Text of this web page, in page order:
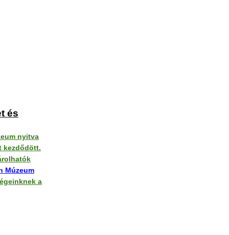
és
nyitva
kezdődött.
Múzeum
a